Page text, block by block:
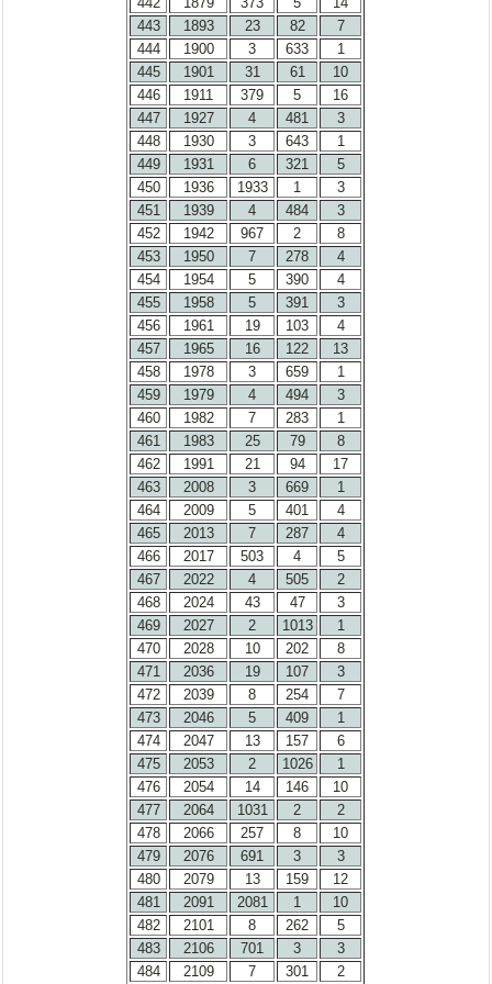
443
1893 23 82
7
444
1900 3 633
1
445
1901 31 61
10
446
1911 379 5
16
447
1927 4 481
3
448
1930 3 643
1
449
1931 6 321
5
450
1936 1933 1
3
451
1939 4 484
3
452
1942 967 2
8
453
1950 7 278
4
454
1954 5 390
4
455
1958 5 391
3
456
1961 19 103
4
457
1965 16 122
13
458
1978 3 659
1
459
1979 4 494
3
460
1982 7 283
1
461
1983 25 79
8
462
1991 21 94
17
463
2008 3 669
1
464
2009 5 401
4
465
2013 7 287
4
466
2017 503 4
5
467
2022 4 505
2
468
2024 43 47
3
469
2027 2 1013
1
470
2028 10 202
8
471
2036 19 107
3
472
2039 8 254
7
473
2046 5 409
1
474
2047 13 157
6
475
2053 2 1026
1
476
2054 14 146
10
477
2064 1031 2
2
478
2066 257 8
10
479
2076 691 3
3
480
2079 13 159
12
481
2091 2081 1
10
482
2101 8 262
5
483
2106 701 3
3
484
2109 7 301 2